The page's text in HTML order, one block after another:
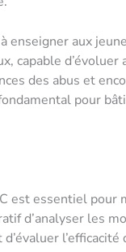
enseigner aux
capable d’évoluer
des abus et
pour
est essentiel pour
d’analyser les
l’efficacité